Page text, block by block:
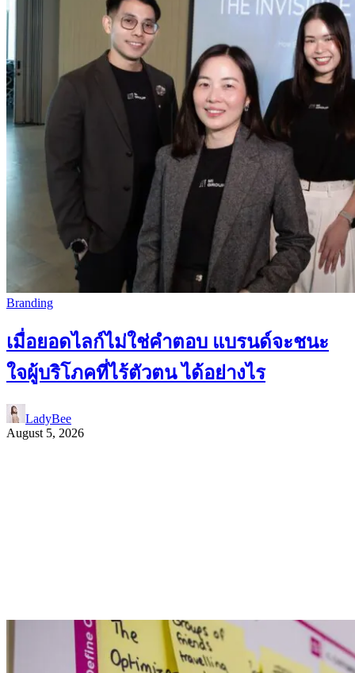
Branding
เมื่อยอดไลก์ไม่ใช่คำตอบ แบรนด์จะชนะ
ใจผู้บริโภคที่ไร้ตัวตน ได้อย่างไร
LadyBee
August 5, 2026